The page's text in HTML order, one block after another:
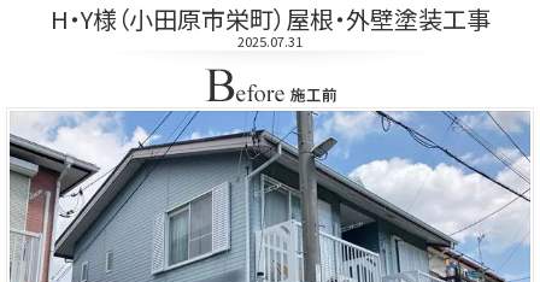
H・Y様（小田原市栄町）屋根・外壁塗装工事
2025.07.31